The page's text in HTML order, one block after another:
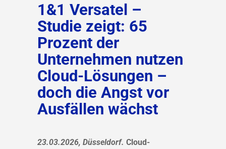
1&1 Versatel –
Studie zeigt: 65
Prozent der
Unternehmen nutzen
Cloud-Lösungen –
doch die Angst vor
Ausfällen wächst
23.03.2026, Düsseldorf. Cloud-